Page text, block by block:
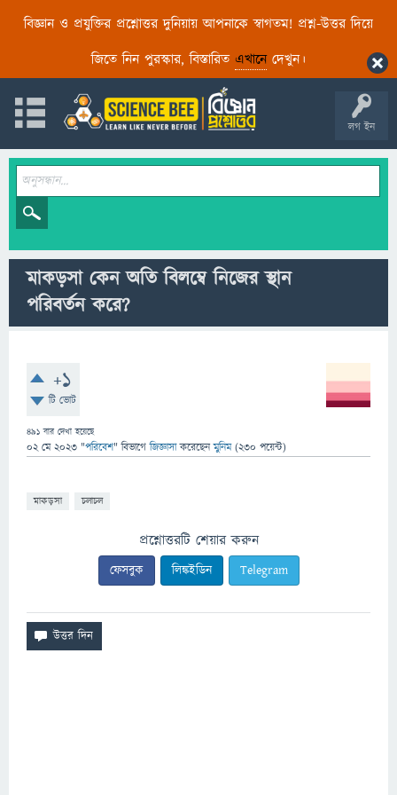
বিজ্ঞান ও প্রযুক্তির প্রশ্নোত্তর দুনিয়ায় আপনাকে স্বাগতম! প্রশ্ন-উত্তর দিয়ে
জিতে নিন পুরস্কার, বিস্তারিত এখানেদেখুন।
লগ ইন
মাকড়সা কেন অতি বিলম্বে নিজের স্থান
পরিবর্তন করে?
+1
টি ভোট
491 বার দেখা হয়েছে
02 মে 2023 "পরিবেশ" বিভাগে জিজ্ঞাসাকরেছেনমুনিম (230 পয়েন্ট)
মাকড়সা চলাচল
প্রশ্নোত্তরটি শেয়ার করুন
ফেসবুক লিঙ্কইডিন Telegram